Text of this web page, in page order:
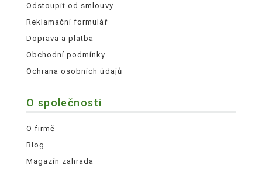
Odstoupit od smlouvy
Reklamační formulář
Doprava a platba
Obchodní podmínky
Ochrana osobních údajů
O společnosti
O firmě
Blog
Magazín zahrada